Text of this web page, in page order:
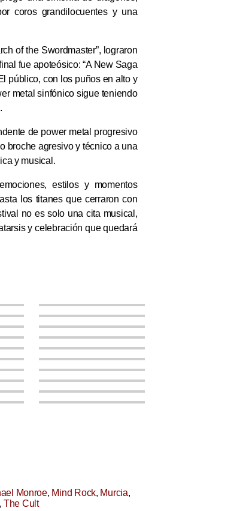
coros grandilocuentes y una
of the Swordmaster”, lograron
fue apoteósico: “A New Saga
público, con los puños en alto y
metal sinfónico sigue teniendo
de power metal progresivo
broche agresivo y técnico a una
y musical.
estilos y momentos
los titanes que cerraron con
no es solo una cita musical,
y celebración que quedará
Monroe, Mind Rock, Murcia,
The Cult